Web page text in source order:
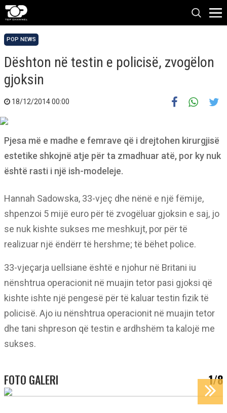
POP NEWS
Dështon në testin e policisë, zvogëlon
gjoksin
18/12/2014 00:00
Pjesa më e madhe e femrave që i drejtohen kirurgjisë
estetike shkojnë atje për ta zmadhuar atë, por ky nuk
është rasti i një ish-modeleje.
Hannah Sadowska, 33-vjeç dhe nënë e një fëmije,
shpenzoi 5 mijë euro për të zvogëluar gjoksin e saj, jo
se nuk kishte sukses me meshkujt, por për të
realizuar një ëndërr të hershme; të bëhet police.
33-vjeçarja uellsiane është e njohur në Britani iu
nënshtrua operacionit në muajin tetor pasi gjoksi që
kishte ishte një pengesë për të kaluar testin fizik të
policisë. Ajo iu nënshtrua operacionit në muajin tetor
dhe tani shpreson që testin e ardhshëm ta kalojë me
sukses.
FOTO GALERI 1/8